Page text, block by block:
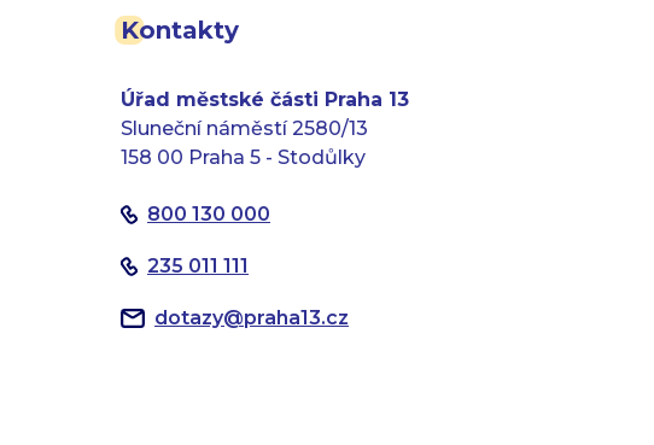
Kontakty
Úřad městské části Praha 13
Sluneční náměstí 2580/13
158 00 Praha 5 - Stodůlky
800 130 000
235 011 111
dotazy@praha13.cz